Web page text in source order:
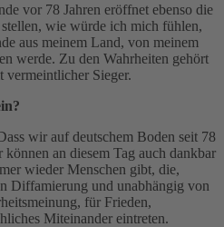
vor 78 Jahren eröffnet ebenso die
wie würde ich mich fühlen,
aus meinem Land, von meinem
werde. Zu den Wahrheiten gehört
vermeintlicher Sieger.
wir auf deutschem Boden seit 78
an diesem Tag auch dankbar
wieder Menschen gibt, die,
Diffamierung und unabhängig von
für Frieden,
Miteinander eintreten.